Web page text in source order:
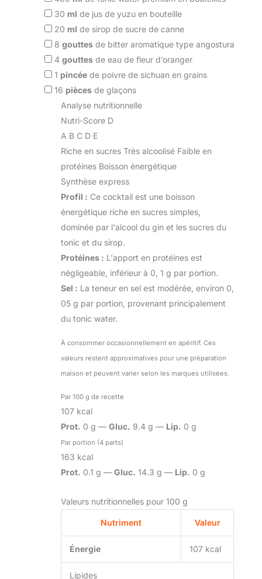
30 ml de jus de yuzu en bouteille
20 ml de sirop de sucre de canne
8 gouttes de bitter aromatique type angostura
4 gouttes de eau de fleur d’oranger
1 pincée de poivre de sichuan en grains
16 pièces de glaçons
Analyse nutritionnelle
Nutri-Score D
A B C D E
Riche en sucres Très alcoolisé Faible en
protéines Boisson énergétique
Synthèse express
Profil : Ce cocktail est une boisson
énergétique riche en sucres simples,
dominée par l'alcool du gin et les sucres du
tonic et du sirop.
Protéines : L'apport en protéines est
négligeable, inférieur à 0, 1 g par portion.
Sel : La teneur en sel est modérée, environ 0,
05 g par portion, provenant principalement
du tonic water.
À consommer occasionnellement en apéritif. Ces
valeurs restent approximatives pour une préparation
maison et peuvent varier selon les marques utilisées.
Par 100 g de recette
107 kcal
Prot. 0 g — Gluc. 9.4 g — Lip. 0 g
Par portion (4 parts)
163 kcal
Prot. 0.1 g — Gluc. 14.3 g — Lip. 0 g
Valeurs nutritionnelles pour 100 g
Nutriment Valeur
Énergie 107 kcal
Lipides